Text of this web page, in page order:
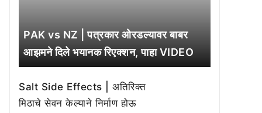
PAK vs NZ | पत्रकार ओरडल्यावर बाबर
आझमने दिले भयानक रिएक्शन, पाहा VIDEO
Salt Side Effects | अतिरिक्त
मिठाचे सेवन केल्याने निर्माण होऊ